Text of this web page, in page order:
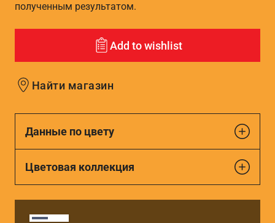
полученным результатом.
Add to wishlist
Найти магазин
Данные по цвету
Цветовая коллекция